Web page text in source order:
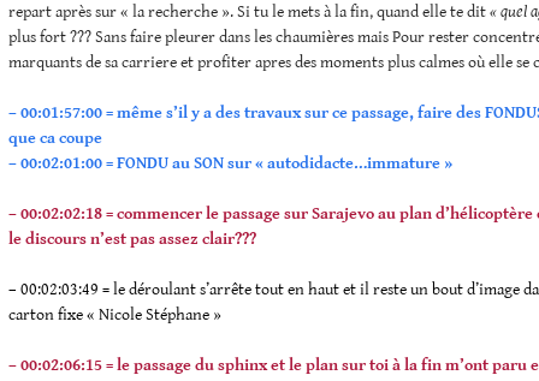
repart après sur « la recherche ». Si tu le mets à la fin, quand elle te dit« quel
plus fort ??? Sans faire pleurer dans les chaumières mais Pour rester
marquants de sa carriere et profiter apres des moments plus calmes où elle se
– 00:01:57:00 = même s’il y a des travaux sur ce passage, faire des
que ca coupe
– 00:02:01:00 = FONDU au SON sur « autodidacte…immature »
– 00:02:02:18 = commencer le passage sur Sarajevo au plan
le discours n’est pas assez clair???
– 00:02:03:49 = le déroulant s’arrête tout en haut et il reste un bout d’image
carton fixe « Nicole Stéphane »
– 00:02:06:15 = le passage du sphinx et le plan sur toi à la fin m’ont paru